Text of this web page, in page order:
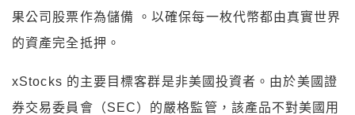
果公司股票作為儲備 。以確保每一枚代幣都由真實世界
的資產完全抵押。
xStocks 的主要目標客群是非美國投資者。由於美國證
券交易委員會（SEC）的嚴格監管，該產品不對美國用